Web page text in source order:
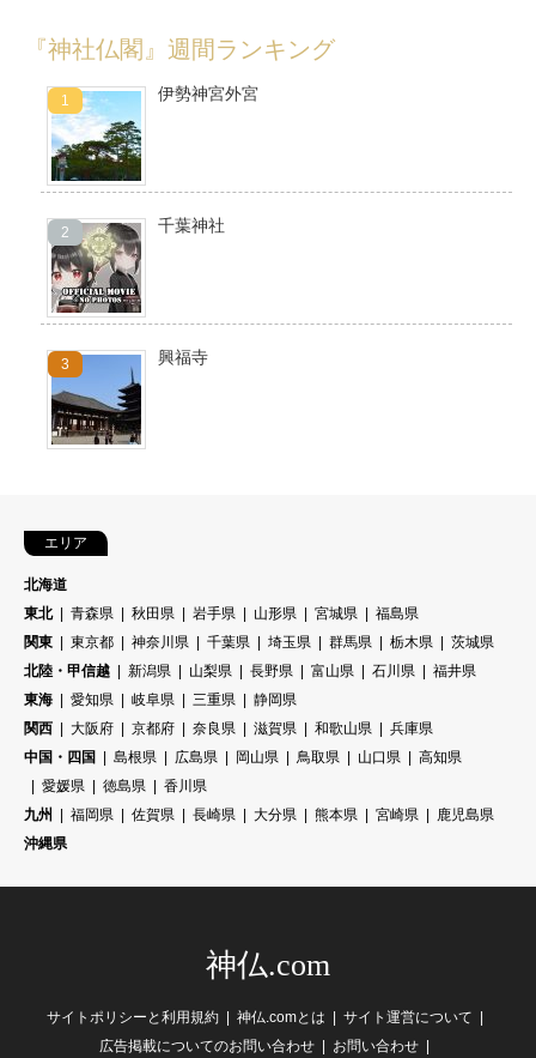
『神社仏閣』週間ランキング
伊勢神宮外宮
千葉神社
興福寺
エリア
北海道
東北
青森県 秋田県 岩手県 山形県 宮城県
福島県
関東
東京都 神奈川県 千葉県 埼玉県 群馬県 栃木県
茨城県
北陸・甲信越
新潟県 山梨県 長野県 富山県 石川県
福井県
東海
愛知県 岐阜県 三重県
静岡県
関西
大阪府 京都府 奈良県 滋賀県 和歌山県
兵庫県
中国・四国
島根県 広島県 岡山県 鳥取県 山口県
高知県
愛媛県
徳島県
香川県
九州
福岡県 佐賀県 長崎県 大分県 熊本県 宮崎県
鹿児島県
沖縄県
神仏.com
サイトポリシーと利用規約 神仏.comとは
サイト運営について
広告掲載についてのお問い合わせ
お問い合わせ